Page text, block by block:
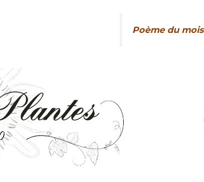
Poème du mois